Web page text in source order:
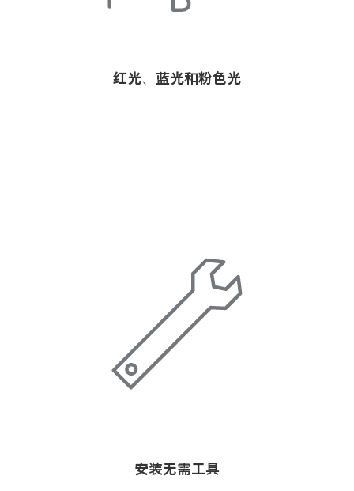
红光、蓝光和粉色光
安装无需工具